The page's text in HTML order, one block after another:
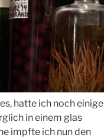
hatte ich noch einige
in einem glas
impfte ich nun den